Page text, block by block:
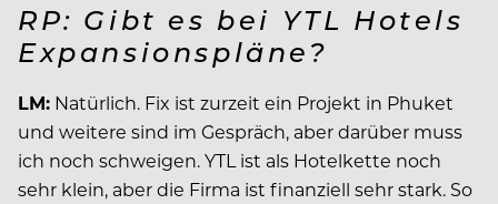
RP: Gibt es bei YTL Hotels
Expansionspläne?
LM: Natürlich. Fix ist zurzeit ein Projekt in Phuket
und weitere sind im Gespräch, aber darüber muss
ich noch schweigen. YTL ist als Hotelkette noch
sehr klein, aber die Firma ist finanziell sehr stark. So